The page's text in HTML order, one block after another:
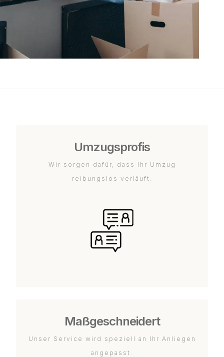
Umzugsprofis
Wir sorgen dafür, dass Ihr Umzug
reibungslos verläuft.
Maßgeschneidert
Unser Service wird speziell an Ihr Anliegen
angepasst.